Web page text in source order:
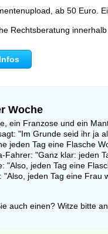
ab 50 Euro.
Rechtsberatung
Woche
ein Franzose und ein
"Im Grunde seid ihr ja
jeden Tag eine Flasche
Fahrer: "Ganz klar: jeden
"Also, jeden Tag eine
"Also, jeden Tag eine Frau
auch einen? Witze bitte an